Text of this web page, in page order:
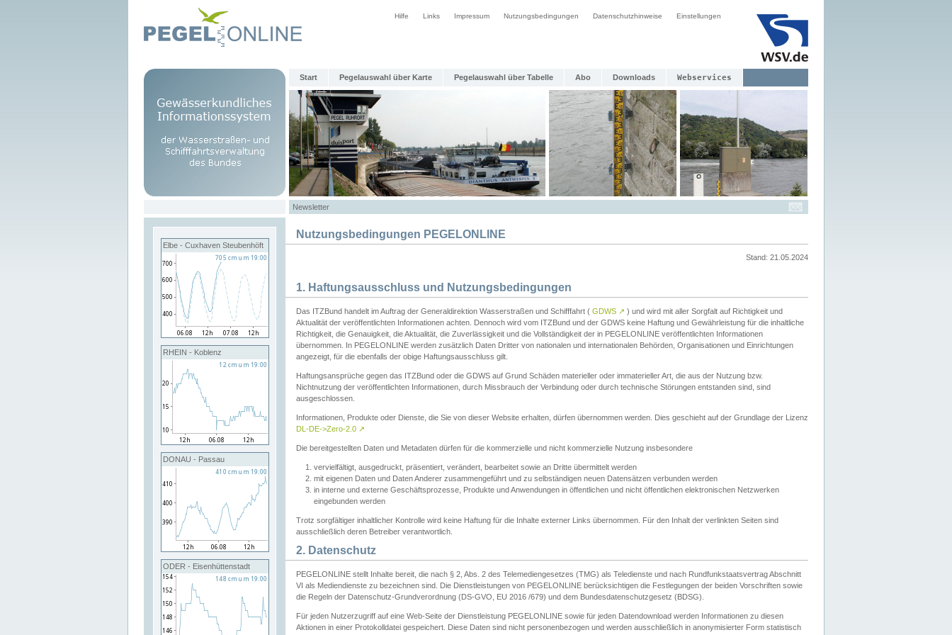
Hilfe Links Impressum Nutzungsbedingungen Datenschutzhinweise Einstellungen
Start Pegelauswahl über Karte Pegelauswahl über Tabelle Abo Downloads Webservices
Newsletter
Elbe - Cuxhaven Steubenhöft
RHEIN - Koblenz
DONAU - Passau
ODER - Eisenhüttenstadt
Nutzungsbedingungen PEGELONLINE
Stand: 21.05.2024
1. Haftungsausschluss und Nutzungsbedingungen
Das ITZBund handelt im Auftrag der Generaldirektion Wasserstraßen und Schifffahrt ( GDWS ↗ ) und wird mit aller Sorgfalt auf Richtigkeit und
Aktualität der veröffentlichten Informationen achten. Dennoch wird vom ITZBund und der GDWS keine Haftung und Gewährleistung für die inhaltliche
Richtigkeit, die Genauigkeit, die Aktualität, die Zuverlässigkeit und die Vollständigkeit der in PEGELONLINE veröffentlichten Informationen
übernommen. In PEGELONLINE werden zusätzlich Daten Dritter von nationalen und internationalen Behörden, Organisationen und Einrichtungen
angezeigt, für die ebenfalls der obige Haftungsausschluss gilt.
Haftungsansprüche gegen das ITZBund oder die GDWS auf Grund Schäden materieller oder immaterieller Art, die aus der Nutzung bzw.
Nichtnutzung der veröffentlichten Informationen, durch Missbrauch der Verbindung oder durch technische Störungen entstanden sind, sind
ausgeschlossen.
Informationen, Produkte oder Dienste, die Sie von dieser Website erhalten, dürfen übernommen werden. Dies geschieht auf der Grundlage der Lizenz
DL-DE->Zero-2.0 ↗
Die bereitgestellten Daten und Metadaten dürfen für die kommerzielle und nicht kommerzielle Nutzung insbesondere
vervielfältigt, ausgedruckt, präsentiert, verändert, bearbeitet sowie an Dritte übermittelt werden
mit eigenen Daten und Daten Anderer zusammengeführt und zu selbständigen neuen Datensätzen verbunden werden
in interne und externe Geschäftsprozesse, Produkte und Anwendungen in öffentlichen und nicht öffentlichen elektronischen Netzwerken
eingebunden werden
Trotz sorgfältiger inhaltlicher Kontrolle wird keine Haftung für die Inhalte externer Links übernommen. Für den Inhalt der verlinkten Seiten sind
ausschließlich deren Betreiber verantwortlich.
2. Datenschutz
PEGELONLINE stellt Inhalte bereit, die nach § 2, Abs. 2 des Telemediengesetzes (TMG) als Teledienste und nach Rundfunkstaatsvertrag Abschnitt
VI als Mediendienste zu bezeichnen sind. Die Dienstleistungen von PEGELONLINE berücksichtigen die Festlegungen der beiden Vorschriften sowie
die Regeln der Datenschutz-Grundverordnung (DS-GVO, EU 2016 /679) und dem Bundesdatenschutzgesetz (BDSG).
Für jeden Nutzerzugriff auf eine Web-Seite der Dienstleistung PEGELONLINE sowie für jeden Datendownload werden Informationen zu diesen
Aktionen in einer Protokolldatei gespeichert. Diese Daten sind nicht personenbezogen und werden ausschließlich in anonymisierter Form statistisch